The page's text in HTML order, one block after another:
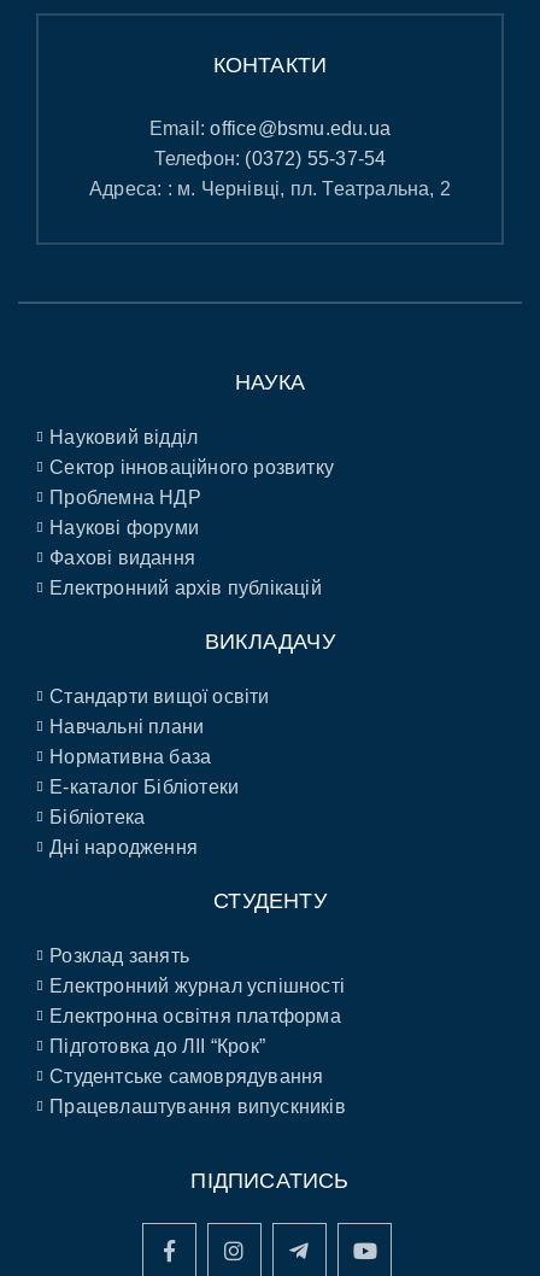
КОНТАКТИ
Email:office@bsmu.edu.ua
Телефон: (0372) 55-37-54
Адреса: : м. Чернівці, пл. Театральна, 2
НАУКА
Науковий відділ
Сектор інноваційного розвитку
Проблемна НДР
Наукові форуми
Фахові видання
Електронний архів публікацій
ВИКЛАДАЧУ
Стандарти вищої освіти
Навчальні плани
Нормативна база
E-каталог Бібліотеки
Бібліотека
Дні народження
СТУДЕНТУ
Розклад занять
Електронний журнал успішності
Електронна освітня платформа
Підготовка до ЛІІ “Крок”
Студентське самоврядування
Працевлаштування випускників
ПІДПИСАТИСЬ